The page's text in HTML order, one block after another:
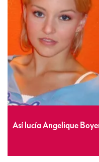
Así lucía Angelique